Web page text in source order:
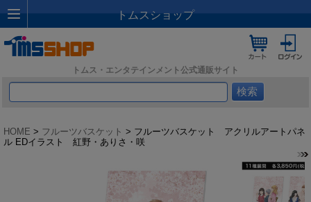
トムスショップ
トムス・エンタテインメント公式通販サイト
HOME > フルーツバスケット > フルーツバスケット アクリルアートパネ
ル EDイラスト 紅野・ありさ・咲